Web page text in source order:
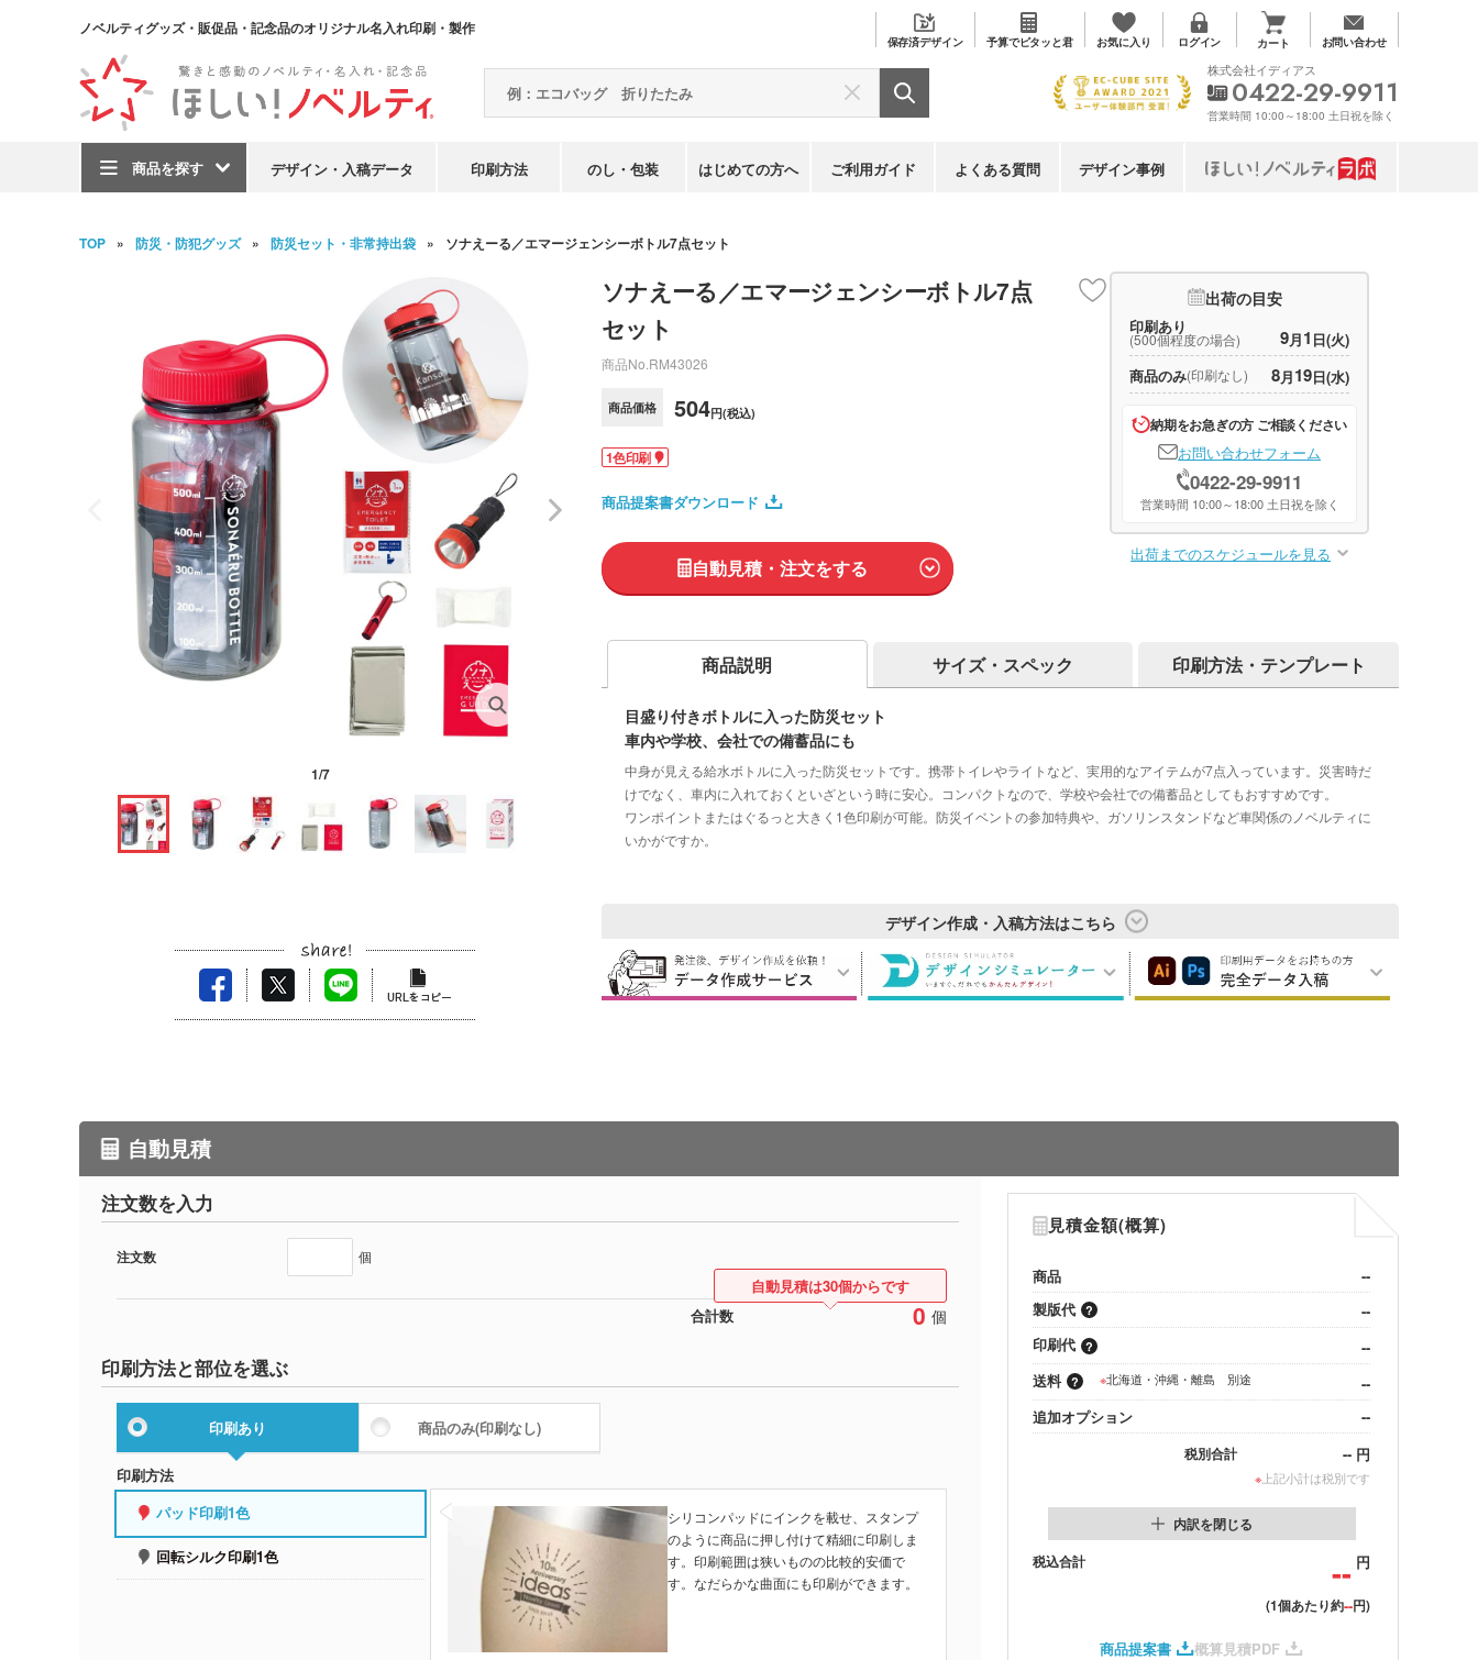
ノベルティグッズ・販促品・記念品のオリジナル名入れ印刷・製作
保存済デザイン 予算でピタッと君 お気に入り ログイン カート お問い合わせ
商品を探す デザイン・入稿データ 印刷方法 のし・包装 はじめての方へ ご利用ガイド よくある質問 デザイン事例
株式会社イディアス
0422-29-9911
営業時間 10:00～18:00 土日祝を除く
TOP 防災・防犯グッズ 防災セット・非常持出袋 ソナえーる／エマージェンシーボトル7点セット
1/7
ソナえーる／エマージェンシーボトル7点
セット
商品No. RM43026
商品価格 504円(税込)
1色印刷
商品提案書ダウンロード
自動見積・注文をする
出荷の目安
印刷あり
(500個程度の場合) 9月1 日(火)
商品のみ(印刷なし) 8月19日(水)
納期をお急ぎの方 ご相談ください
お問い合わせフォーム
0422-29-9911
営業時間 10:00～18:00 土日祝を除く
出荷までのスケジュールを見る
商品説明 サイズ・スペック 印刷方法・テンプレート
目盛り付きボトルに入った防災セット
車内や学校、会社での備蓄品にも
中身が見える給水ボトルに入った防災セットです。携帯トイレやライトなど、実用的なアイテムが7点入っています。災害時だ
けでなく、車内に入れておくといざという時に安心。コンパクトなので、学校や会社での備蓄品としてもおすすめです。
ワンポイントまたはぐるっと大きく1色印刷が可能。防災イベントの参加特典や、ガソリンスタンドなど車関係のノベルティに
いかがですか。
デザイン作成・入稿方法はこちら
自動見積
注文数を入力
注文数 個
合計数 0 個
自動見積は30個からです
印刷方法と部位を選ぶ
印刷あり 商品のみ(印刷なし)
印刷方法
パッド印刷1色
回転シルク印刷1色
シリコンパッドにインクを載せ、スタンプ
のように商品に押し付けて精細に印刷しま
す。印刷範囲は狭いものの比較的安価で
す。なだらかな曲面にも印刷ができます。
見積金額(概算)
商品
--
製版代
--
印刷代
--
送料
※北海道・沖縄・離島 別途
--
追加オプション
--
税別合計 -- 円
※ 上記小計は税別です
内訳を閉じる
税込合計
-- 円
(1個あたり約--円)
商品提案書
概算見積PDF